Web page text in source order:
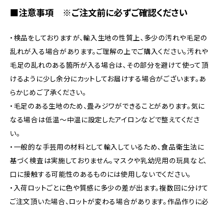
■注意事項 ※ご注文前に必ずご確認ください
・検品をしておりますが、輸入生地の性質上、多少の汚れや毛足の
乱れが入る場合があります。ご理解の上でご購入ください。汚れや
毛足の乱れのある箇所が入る場合は、その部分を避けて使って頂
けるように少し余分にカットしてお届けする場合がございます。あ
らかじめご了承ください。
・毛足のある生地のため、畳みジワができることがあります。気に
なる場合は低温〜中温に設定したアイロンなどで整えてくださ
い。
・一般的な手芸用の材料として輸入しているため、食品衛生法に
基づく検査は実施しておりません。マスクや乳幼児用の玩具など、
口に接触する可能性のあるものには使用しないでください。
・入荷ロットごとに色や質感に多少の差が出ます。複数回に分けて
ご注文頂いた場合、ロットが変わる場合があります。作品作りに必